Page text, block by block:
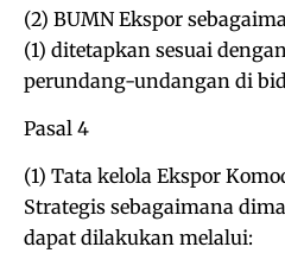
(2) BUMN Ekspor
(1) ditetapkan sesuai
perundang-undangan di
Pasal 4
(1) Tata kelola Ekspor
Strategis sebagaimana
dapat dilakukan melalui: